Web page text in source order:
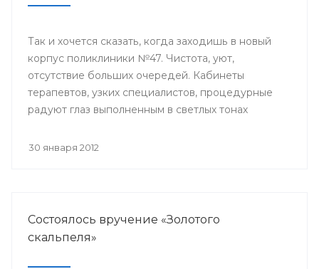
Так и хочется сказать, когда заходишь в новый
корпус поликлиники №47. Чистота, уют,
отсутствие больших очередей. Кабинеты
терапевтов, узких специалистов, процедурные
радуют глаз выполненным в светлых тонах
оборудованием.
30 января 2012
Состоялось вручение «Золотого
скальпеля»